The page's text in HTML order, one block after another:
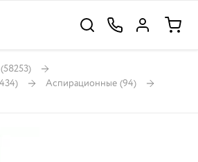
(58253)
Аспирационные (94)